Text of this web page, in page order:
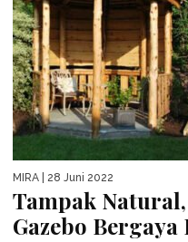
MIRA | 28 Juni 2022
Tampak
Gazebo Bergaya